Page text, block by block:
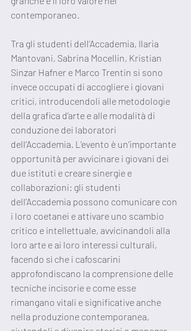
contemporaneo.
Tra gli studenti dell’Accademia, Ilaria
Mantovani, Sabrina Mocellin, Kristian
Sinzar Hafner e Marco Trentin si sono
invece occupati di accogliere i giovani
critici, introducendoli alle metodologie
della grafica d’arte e alle modalità di
conduzione dei laboratori
dell’Accademia. L’evento è un’importante
opportunità per avvicinare i giovani dei
due istituti e creare sinergie e
collaborazioni: gli studenti
dell’Accademia possono comunicare con
i loro coetanei e attivare uno scambio
critico e intellettuale, avvicinandoli alla
loro arte e ai loro interessi culturali,
facendo sì che i cafoscarini
approfondiscano la comprensione delle
tecniche incisorie e come esse
rimangano vitali e significative anche
nella produzione contemporanea,